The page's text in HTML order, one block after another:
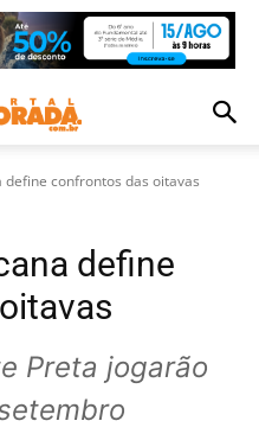
define confrontos das oitavas
define
Preta jogarão